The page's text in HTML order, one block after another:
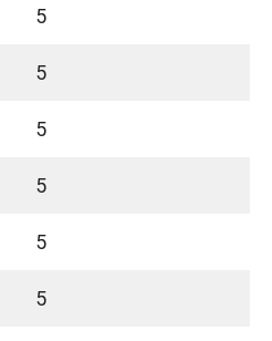
5
5
5
5
5
5